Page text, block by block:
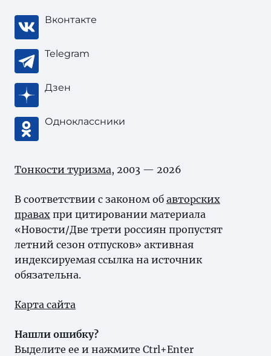
Вконтакте
Telegram
Дзен
Одноклассники
Тонкости туризма, 2003 — 2026
В соответствии с законом об авторских
правах при цитировании материала
«Новости/Две трети россиян пропустят
летний сезон отпусков» активная
индексируемая ссылка на источник
обязательна.
Карта сайта
Нашли ошибку?
Выделите ее и нажмите Ctrl+Enter